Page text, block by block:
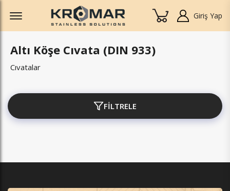
Offcanvas Menu Open
Giriş Yap
Altı Köşe Cıvata (DIN 933)
Cıvatalar
FİLTRELE